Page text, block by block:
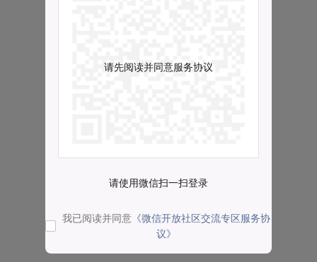
请先阅读并同意服务协议
请使用微信扫一扫登录
我已阅读并同意 《微信开放社区交流专区服务协
议》